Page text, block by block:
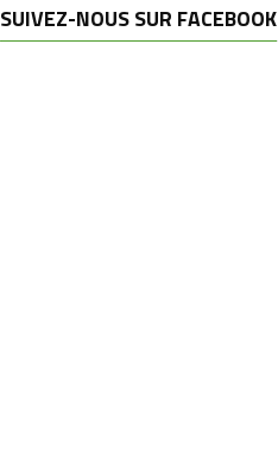
SUIVEZ-NOUS SUR FACEBOOK